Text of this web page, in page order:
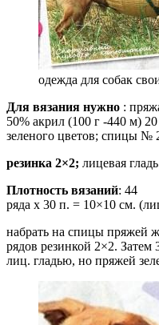
одежда для собак
Для вязания нужно :
50% акрил (100 г -440 м)
зеленого цветов; спицы №
резинка 2×2; лицевая
Плотность вязаний: 44
ряда х 30 п. = 10×10 см.
набрать на спицы пряжей
рядов резинкой 2×2.
лиц. гладью, но пряжей